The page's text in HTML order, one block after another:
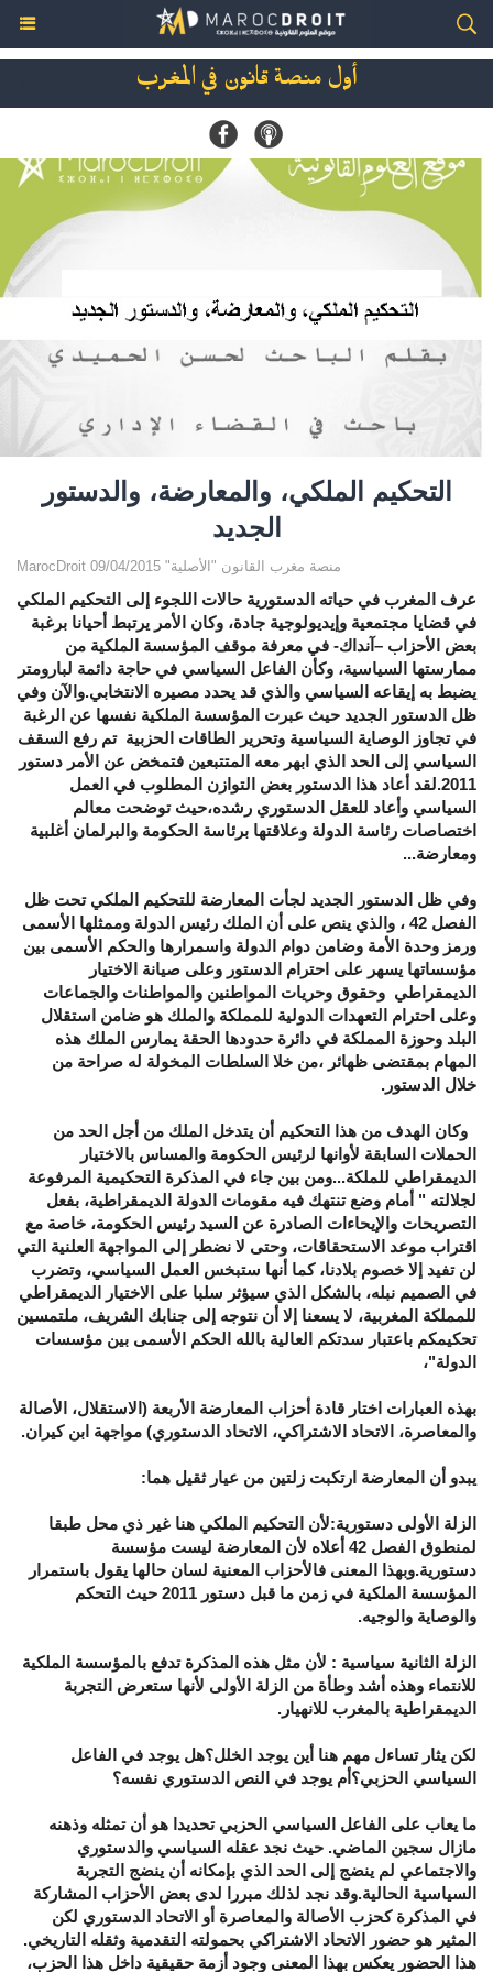
أول منصة قانون في المغرب
التحكيم الملكي، والمعارضة، والدستور
الجديد
MarocDroit منصة مغرب القانون "الأصلية" 09/04/2015
عرف المغرب في حياته الدستورية حالات اللجوء إلى التحكيم الملكي
في قضايا مجتمعية وإيديولوجية جادة، وكان الأمر يرتبط أحيانا برغبة
بعض الأحزاب –آنداك- في معرفة موقف المؤسسة الملكية من
ممارستها السياسية، وكأن الفاعل السياسي في حاجة دائمة لبارومتر
يضبط به إيقاعه السياسي والذي قد يحدد مصيره الانتخابي.والآن وفي
ظل الدستور الجديد حيث عبرت المؤسسة الملكية نفسها عن الرغبة
في تجاوز الوصاية السياسية وتحرير الطاقات الحزبية تم رفع السقف
السياسي إلى الحد الذي ابهر معه المتتبعين فتمخض عن الأمر دستور
2011.لقد أعاد هذا الدستور بعض التوازن المطلوب في العمل
السياسي وأعاد للعقل الدستوري رشده،حيث توضحت معالم
اختصاصات رئاسة الدولة وعلاقتها برئاسة الحكومة والبرلمان أغلبية
ومعارضة...
وفي ظل الدستور الجديد لجأت المعارضة للتحكيم الملكي تحت ظل
الفصل 42 ، والذي ينص على أن الملك رئيس الدولة وممثلها الأسمى
ورمز وحدة الأمة وضامن دوام الدولة واسمرارها والحكم الأسمى بين
مؤسساتها يسهر على احترام الدستور وعلى صيانة الاختيار
الديمقراطي وحقوق وحريات المواطنين والمواطنات والجماعات
وعلى احترام التعهدات الدولية للمملكة والملك هو ضامن استقلال
البلد وحوزة المملكة في دائرة حدودها الحقة يمارس الملك هذه
المهام بمقتضى ظهائر ،من خلا السلطات المخولة له صراحة من
خلال الدستور.
وكان الهدف من هذا التحكيم أن يتدخل الملك من أجل الحد من
الحملات السابقة لأوانها لرئيس الحكومة والمساس بالاختيار
الديمقراطي للملكة...ومن بين جاء في المذكرة التحكيمية المرفوعة
لجلالته " أمام وضع تنتهك فيه مقومات الدولة الديمقراطية، بفعل
التصريحات والإيحاءات الصادرة عن السيد رئيس الحكومة، خاصة مع
اقتراب موعد الاستحقاقات، وحتى لا نضطر إلى المواجهة العلنية التي
لن تفيد إلا خصوم بلادنا، كما أنها ستبخس العمل السياسي، وتضرب
في الصميم نبله، بالشكل الذي سيؤثر سلبا على الاختيار الديمقراطي
للمملكة المغربية، لا يسعنا إلا أن نتوجه إلى جنابك الشريف، ملتمسين
تحكيمكم باعتبار سدتكم العالية بالله الحكم الأسمى بين مؤسسات
الدولة"،
بهذه العبارات اختار قادة أحزاب المعارضة الأربعة (الاستقلال، الأصالة
والمعاصرة، الاتحاد الاشتراكي، الاتحاد الدستوري) مواجهة ابن كيران.
يبدو أن المعارضة ارتكبت زلتين من عيار ثقيل هما:
الزلة الأولى دستورية:لأن التحكيم الملكي هنا غير ذي محل طبقا
لمنطوق الفصل 42 أعلاه لأن المعارضة ليست مؤسسة
دستورية.وبهذا المعنى فالأحزاب المعنية لسان حالها يقول باستمرار
المؤسسة الملكية في زمن ما قبل دستور 2011 حيث التحكم
والوصاية والوجيه.
الزلة الثانية سياسية : لأن مثل هذه المذكرة تدفع بالمؤسسة الملكية
للانتماء وهذه أشد وطأة من الزلة الأولى لأنها ستعرض التجربة
الديمقراطية بالمغرب للانهيار.
لكن يثار تساءل مهم هنا أين يوجد الخلل؟هل يوجد في الفاعل
السياسي الحزبي؟أم يوجد في النص الدستوري نفسه؟
ما يعاب على الفاعل السياسي الحزبي تحديدا هو أن تمثله وذهنه
مازال سجين الماضي. حيث نجد عقله السياسي والدستوري
والاجتماعي لم ينضج إلى الحد الذي بإمكانه أن ينضج التجربة
السياسية الحالية.وقد نجد لذلك مبررا لدى بعض الأحزاب المشاركة
في المذكرة كحزب الأصالة والمعاصرة أو الاتحاد الدستوري لكن
المثير هو حضور الاتحاد الاشتراكي بحمولته التقدمية وثقله التاريخي.
هذا الحضور يعكس بهذا المعنى وجود أزمة حقيقية داخل هذا الحزب،